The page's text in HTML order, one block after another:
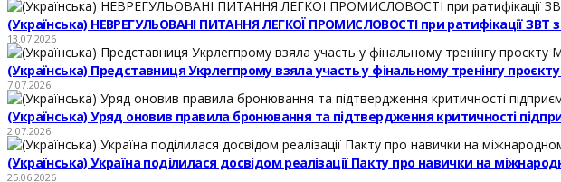
(Українська) НЕВРЕГУЛЬОВАНІ ПИТАННЯ ЛЕГКОЇ ПРОМИСЛОВОСТІ при ратифікації ЗВТ
13.07.2026
(Українська) Представниця Укрлегпрому взяла участь у фінальному тренінгу проєкту
7.07.2026
(Українська) Уряд оновив правила бронювання та підтвердження критичності
2.07.2026
(Українська) Україна поділилася досвідом реалізації Пакту про навички на
25.06.2026